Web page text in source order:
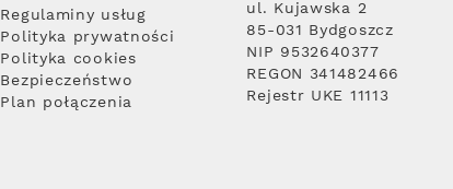
Regulaminy usług
Polityka prywatności
Polityka cookies
Bezpieczeństwo
Plan połączenia
ul. Kujawska 2
85-031 Bydgoszcz
NIP 9532640377
REGON 341482466
Rejestr UKE 11113